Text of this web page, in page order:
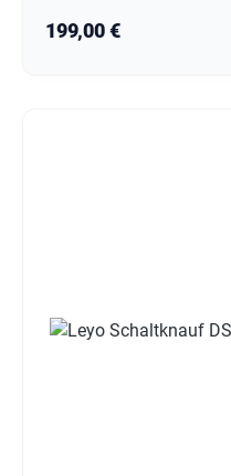
Regulärer Preis:
199,00 €